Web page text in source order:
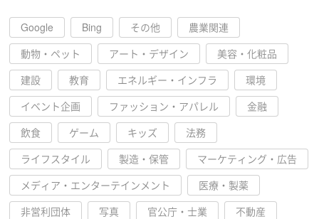
Google Bing その他
農業関連
動物・ペット
アート・デザイン
美容・化粧品
建設
教育 エネルギー・インフラ
環境
イベント企画
ファッション・アパレル
金融
飲食
ゲーム キッズ
法務
ライフスタイル
製造・保管
マーケティング・広告
メディア・エンターテインメント
医療・製薬
非営利団体
写真 官公庁・士業
不動産